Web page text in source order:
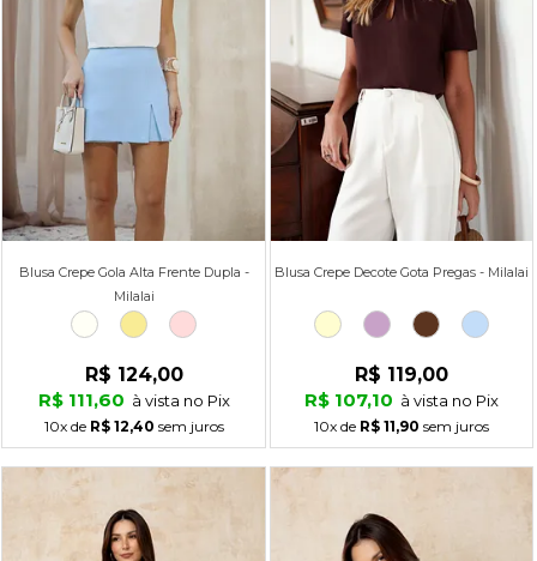
Blusa Crepe Gola Alta Frente Dupla -
Milalai
R$ 124,00
R$ 111,60 à vista no Pix
10xde R$ 12,40 sem juros
Blusa Crepe Decote Gota Pregas - Milalai
R$ 119,00
R$ 107,10 à vista no Pix
10x de R$ 11,90 sem juros